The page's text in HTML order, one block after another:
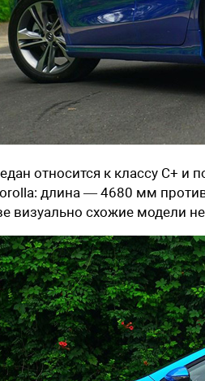
относится к классу C+
длина — 4680 мм
визуально схожие модели